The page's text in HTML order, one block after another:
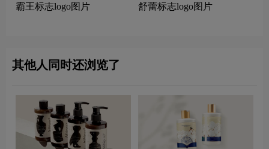
霸王标志logo图片 舒蕾标志logo图片
其他人同时还浏览了